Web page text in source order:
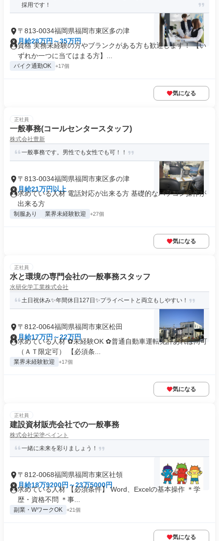
採用です！
〒813-0034福岡県福岡市東区多の津
月給28万円～35万円
資格 実務未経験の方やブランクがある方も歓迎します！ 【い
ずれか一つに当てはまる方】...
バイク通勤OK +17個
気になる
正社員
一般事務(コールセンタースタッフ)
株式会社豊新
一般事務です。男性でも女性でも可！！
〒813-0034福岡県福岡市東区多の津
月給21万円以上
求めている人材 電話対応が出来る方 基礎的なパソコン操作が
出来る方
制服あり 業界未経験歓迎 +27個
気になる
正社員
水と環境の専門会社の一般事務スタッフ
水研化学工業株式会社
土日祝休み✨年間休日127日✨プライベートと両立もしやすい！
〒812-0064福岡県福岡市東区松田
月給17万円～22万円
求めている人材 ✿未経験OK ✿普通自動車運転免許あれば尚可
（ＡＴ限定可） 【必須条...
業界未経験歓迎 +17個
気になる
正社員
建設資材販売会社での一般事務
株式会社栄塗ペイント
一緒に未来を彩りましょう！
〒812-0068福岡県福岡市東区社領
月給18万9200円～23万5000円
求めている人材 【必須条件】 Word、Excelの基本操作 ＊学
歴・資格不問 ＊事...
副業・WワークOK +21個
気になる